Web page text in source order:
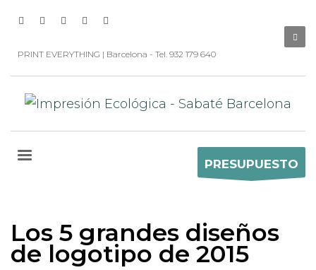
PRINT EVERYTHING | Barcelona - Tel. 932 179 640
PRESUPUESTO
Los 5 grandes diseños
de logotipo de 2015